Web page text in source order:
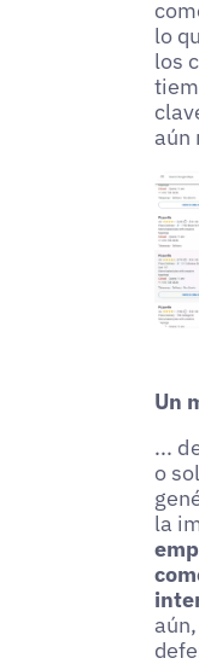
lo
los
aún
Un
...
o
la